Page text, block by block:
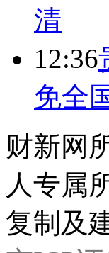
清
12:36
免全
财新网
人专属
复制及